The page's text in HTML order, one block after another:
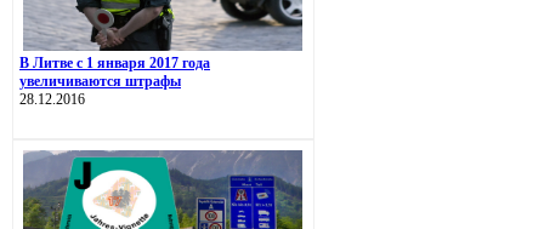
В Литве с 1 января 2017 года
увеличиваются штрафы
28.12.2016